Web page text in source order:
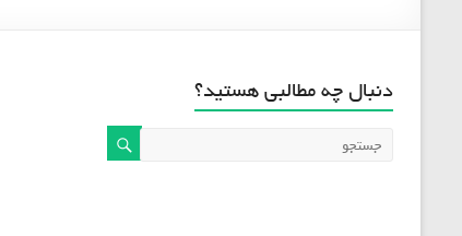
دنبال چه مطالبی هستید؟